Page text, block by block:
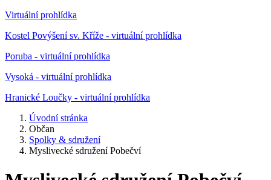
Virtuální prohlídka
Kostel Povýšení sv. Kříže - virtuální prohlídka
Poruba - virtuální prohlídka
Vysoká - virtuální prohlídka
Hranické Loučky - virtuální prohlídka
Úvodní stránka
Občan
Spolky & sdružení
Myslivecké sdružení Pobečví